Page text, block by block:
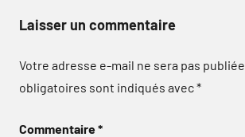
Laisser un commentaire
Votre adresse e-mail ne sera pas publiée.
obligatoires sont indiqués avec*
Commentaire*